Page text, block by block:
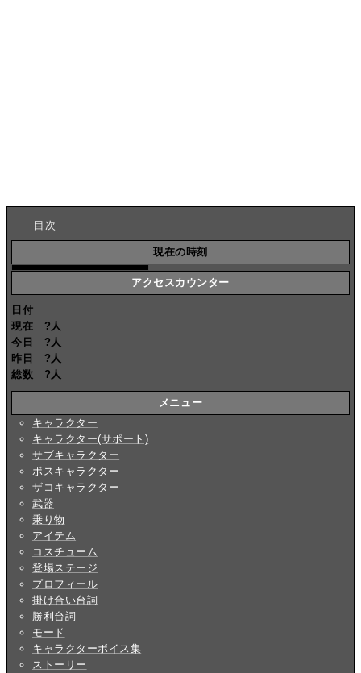
目次
現在の時刻
アクセスカウンター
日付
現在
? 人
今日
? 人
昨日
? 人
総数
? 人
メニュー
キャラクター
キャラクター(サポート)
サブキャラクター
ボスキャラクター
ザコキャラクター
武器
乗り物
アイテム
コスチューム
登場ステージ
プロフィール
掛け合い台詞
勝利台詞
モード
キャラクターボイス集
ストーリー